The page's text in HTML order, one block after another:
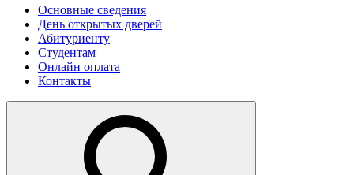
Основные сведения
День открытых дверей
Абитуриенту
Студентам
Онлайн оплата
Контакты